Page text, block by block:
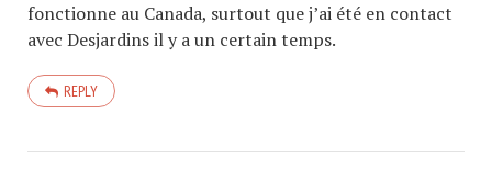
fonctionne au Canada, surtout que j’ai été en contact
avec Desjardins il y a un certain temps.
REPLY